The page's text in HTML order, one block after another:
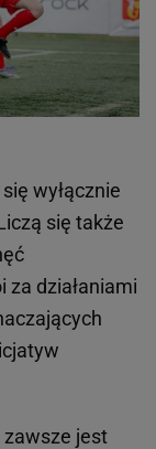
wyłącznie
się także
za działaniami
zawsze jest